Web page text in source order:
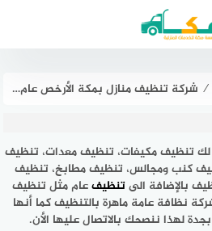
⁄ شركة تنظيف منازل بمكة الأرخص عام ٢٠٢٦ مكة لتنظيف الفلل والقصور
تنظيف مكيفات، تنظيف معدات، تنظيف
كنب ومجالس، تنظيف مطابخ، تنظيف
بالإضافة الىتنظيفعام مثل تنظيف
نظافة عامة ماهرة بالتنظيف كما أنها
لهذا ننصحك بالاتصال عليها الأن.